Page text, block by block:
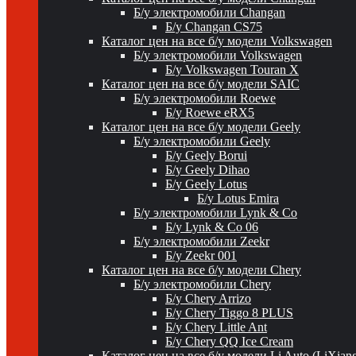
Б/у электромобили Changan
Б/у Changan CS75
Каталог цен на все б/у модели Volkswagen
Б/у электромобили Volkswagen
Б/у Volkswagen Touran X
Каталог цен на все б/у модели SAIC
Б/у электромобили Roewe
Б/у Roewe eRX5
Каталог цен на все б/у модели Geely
Б/у электромобили Geely
Б/у Geely Borui
Б/у Geely Dihao
Б/у Geely Lotus
Б/у Lotus Emira
Б/у электромобили Lynk & Co
Б/у Lynk & Co 06
Б/у электромобили Zeekr
Б/у Zeekr 001
Каталог цен на все б/у модели Chery
Б/у электромобили Chery
Б/у Chery Arrizo
Б/у Chery Tiggo 8 PLUS
Б/у Chery Little Ant
Б/у Chery QQ Ice Cream